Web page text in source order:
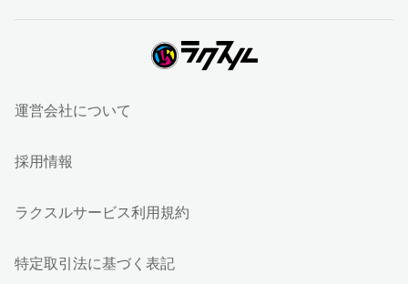
運営会社について
採用情報
ラクスルサービス利用規約
特定取引法に基づく表記